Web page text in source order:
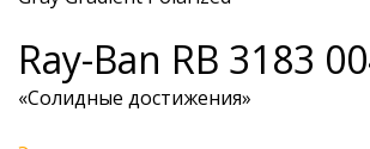
Ray-Ban RB 3183
«Солидные достижения»